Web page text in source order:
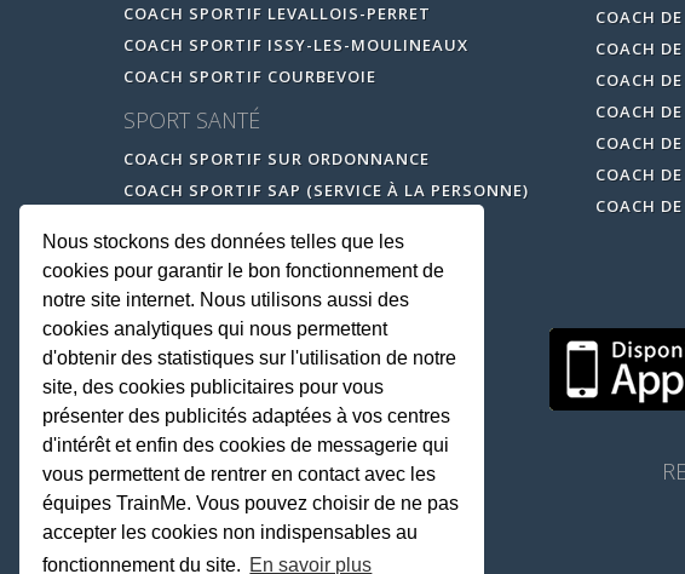
COACH SPORTIF LEVALLOIS-PERRET
COACH SPORTIF ISSY-LES-MOULINEAUX
COACH SPORTIF COURBEVOIE
SPORT SANTÉ
COACH SPORTIF SUR ORDONNANCE
COACH SPORTIF SAP (SERVICE À LA PERSONNE)
COACH
COACH
COACH
COACH
COACH
COACH
COACH
Nous stockons des données telles que les
cookies pour garantir le bon fonctionnement de
notre site internet. Nous utilisons aussi des
cookies analytiques qui nous permettent
d'obtenir des statistiques sur l'utilisation de notre
site, des cookies publicitaires pour vous
présenter des publicités adaptées à vos centres
d'intérêt et enfin des cookies de messagerie qui
vous permettent de rentrer en contact avec les
équipes TrainMe. Vous pouvez choisir de ne pas
accepter les cookies non indispensables au
fonctionnement du site. En savoir plus